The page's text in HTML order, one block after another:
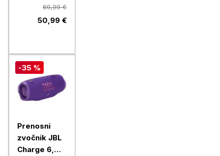
69,99 €
50,99 €
-35 %
Prenosni
zvočnik JBL
Charge 6,